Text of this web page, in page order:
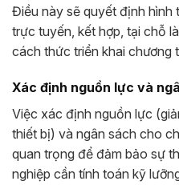
Điều này sẽ quyết định hình
trực tuyến, kết hợp, tại chỗ
cách thức triển khai chương
Xác định nguồn lực và
Việc xác định nguồn lực
thiết bị) và ngân sách cho
quan trọng để đảm bảo sự
nghiệp cần tính toán kỹ